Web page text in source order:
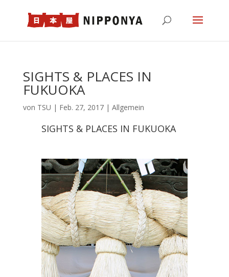
SIGHTS & PLACES IN
FUKUOKA
von TSU | Feb. 27, 2017| Allgemein
SIGHTS & PLACES IN FUKUOKA